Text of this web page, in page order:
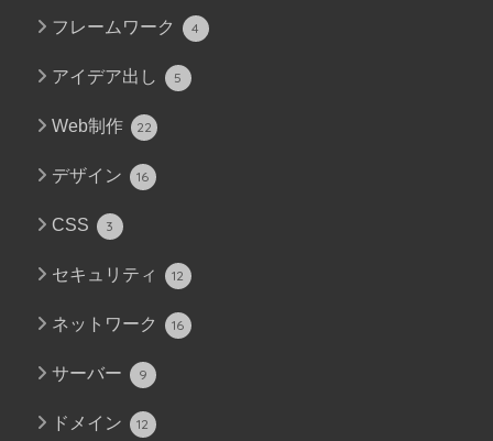
フレームワーク 4
アイデア出し 5
Web制作 22
デザイン 16
CSS 3
セキュリティ 12
ネットワーク 16
サーバー 9
ドメイン 12